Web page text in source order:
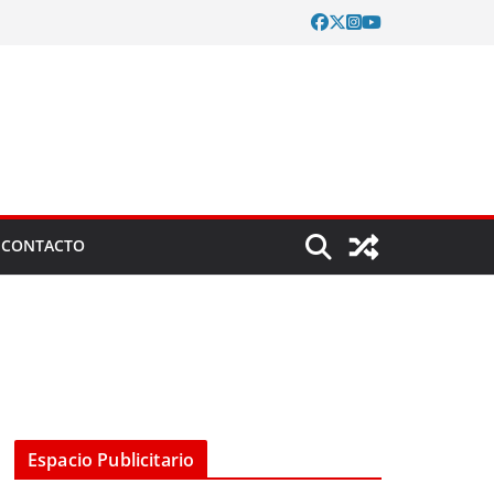
CONTACTO
Espacio Publicitario